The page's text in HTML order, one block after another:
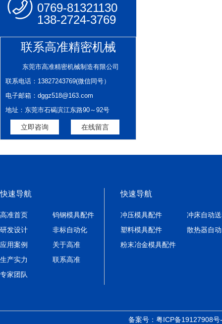
0769-81321130
138-2724-3769
联系高准精密机械
东莞市高准精密机械制造有限公司
联系电话：13827243769(微信同号）
电子邮箱：dggz518@163.com
地址：东莞市石碣滨江东路90～92号
立即咨询 在线留言
快速导航
高准首页
钨钢模具配件
研发设计
非标自动化
应用案例
关于高准
生产实力
联系高准
专家团队
快速导航
冲压模具配件
冲床自动
塑料模具配件
散热器自
粉末冶金模具配件
备案号： 粤ICP备19127908号